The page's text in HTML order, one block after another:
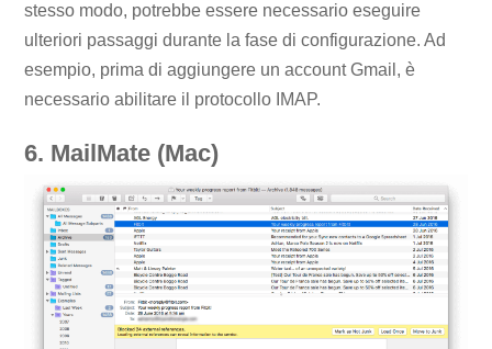
stesso modo, potrebbe essere necessario eseguire
ulteriori passaggi durante la fase di configurazione. Ad
esempio, prima di aggiungere un account Gmail, è
necessario abilitare il protocollo IMAP.
6. MailMate (Mac)